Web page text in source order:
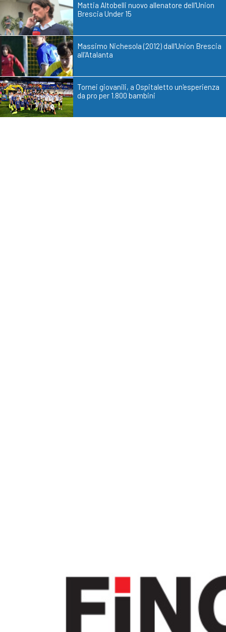
Mattia Altobelli nuovo allenatore dell'Union
Brescia Under 15
Massimo Nichesola (2012) dall'Union Brescia
all'Atalanta
Tornei giovanili, a Ospitaletto un'esperienza
da pro per 1.800 bambini